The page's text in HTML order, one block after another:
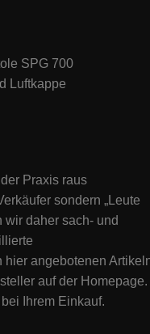
SPG 700
Luftkappe
Praxis raus
sondern „Leute
wir daher sach- und
hier angebotenen
auf der Homepage.
Ihrem Einkauf.